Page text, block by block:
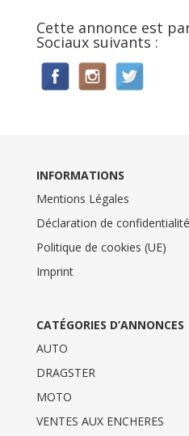
Cette annonce est
Sociaux suivants :
INFORMATIONS
Mentions Légales
Déclaration de
Politique de cookies (UE)
Imprint
CATÉGORIES D’ANNONCES
AUTO
DRAGSTER
MOTO
VENTES AUX ENCHERES